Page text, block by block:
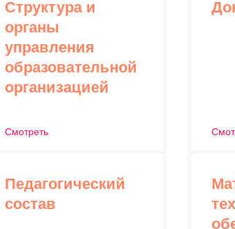
Структура и
органы
управления
образовательной
организацией
Смотреть
Педагогический
состав